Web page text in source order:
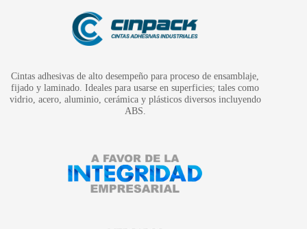
Cintas adhesivas de alto desempeño para proceso de ensamblaje,
fijado y laminado. Ideales para usarse en superficies; tales como
vidrio, acero, aluminio, cerámica y plásticos diversos incluyendo
ABS.